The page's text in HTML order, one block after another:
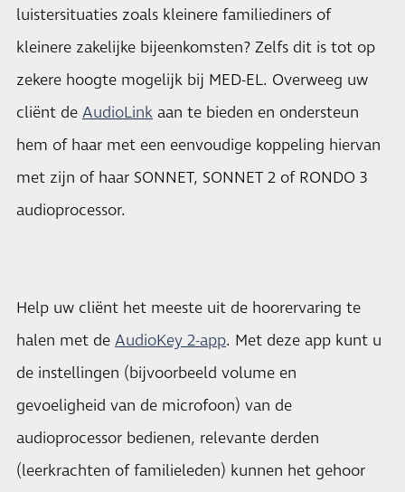
luistersituaties zoals kleinere familiediners of
kleinere zakelijke bijeenkomsten? Zelfs dit is tot op
zekere hoogte mogelijk bij MED-EL. Overweeg uw
cliënt de AudioLink aan te bieden en ondersteun
hem of haar met een eenvoudige koppeling hiervan
met zijn of haar SONNET, SONNET 2 of RONDO 3
audioprocessor.
Help uw cliënt het meeste uit de hoorervaring te
halen met de AudioKey 2-app. Met deze app kunt u
de instellingen (bijvoorbeeld volume en
gevoeligheid van de microfoon) van de
audioprocessor bedienen, relevante derden
(leerkrachten of familieleden) kunnen het gehoor